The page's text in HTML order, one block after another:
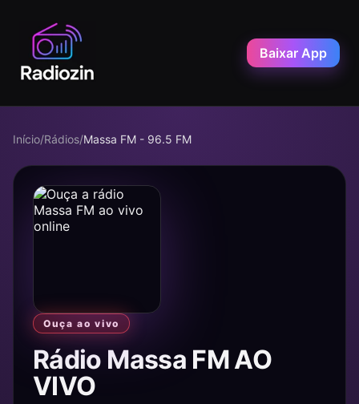
Baixar App
Início/Rádios/Massa FM - 96.5 FM
Ouça ao vivo
Rádio Massa FM AO
VIVO